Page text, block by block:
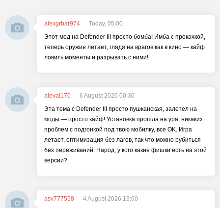
alexgrbar974
Today, 05:00
Этот мод на Defender III просто бомба! Имба с прокачкой,
теперь оружие летает, глядя на врагов как в кино — кайф
ловить моменты и разрывать с ними!
aleval170
6 August 2026 00:30
Эта тема с Defender III просто пушканская, залетел на
моды — просто кайф! Установка прошла на ура, никаких
проблем с подгонкой под твою мобилку, все OK. Игра
летает, оптимизация без лагов, так что можно рубиться
без переживаний. Народ, у кого какие фишки есть на этой
версии?
asv777558
4 August 2026 13:00